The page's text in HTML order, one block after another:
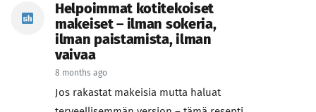
Helpoimmat kotitekoiset
makeiset – ilman sokeria,
ilman paistamista, ilman
vaivaa
8 months ago
Jos rakastat makeisia mutta haluat